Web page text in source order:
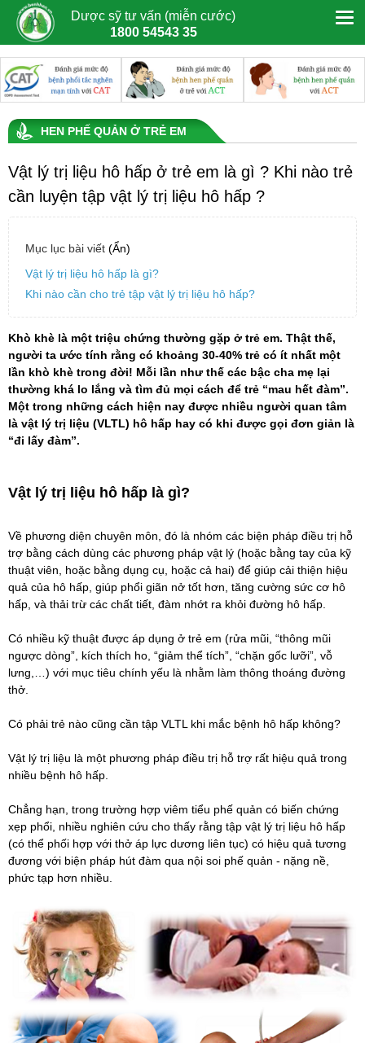
Dược sỹ tư vấn (miễn cước)
1800 54543 35
HEN PHẾ QUẢN Ở TRẺ EM
Vật lý trị liệu hô hấp ở trẻ em là gì ? Khi nào trẻ
cần luyện tập vật lý trị liệu hô hấp ?
Mục lục bài viết (Ẩn)
Vật lý trị liệu hô hấp là gì?
Khi nào cần cho trẻ tập vật lý trị liệu hô hấp?
Khò khè là một triệu chứng thường gặp ở trẻ em. Thật thế,
người ta ước tính rằng có khoảng 30-40% trẻ có ít nhất một
lần khò khè trong đời! Mỗi lần như thế các bậc cha mẹ lại
thường khá lo lắng và tìm đủ mọi cách để trẻ “mau hết đàm”.
Một trong những cách hiện nay được nhiều người quan tâm
là vật lý trị liệu (VLTL) hô hấp hay có khi được gọi đơn giản là
“đi lấy đàm”.
Vật lý trị liệu hô hấp là gì?
Về phương diện chuyên môn, đó là nhóm các biện pháp điều trị hỗ
trợ bằng cách dùng các phương pháp vật lý (hoặc bằng tay của kỹ
thuật viên, hoặc bằng dụng cụ, hoặc cả hai) để giúp cải thiện hiệu
quả của hô hấp, giúp phổi giãn nở tốt hơn, tăng cường sức cơ hô
hấp, và thải trừ các chất tiết, đàm nhớt ra khỏi đường hô hấp.
Có nhiều kỹ thuật được áp dụng ở trẻ em (rửa mũi, “thông mũi
ngược dòng”, kích thích ho, “giảm thể tích”, “chặn gốc lưỡi”, vỗ
lưng,…) với mục tiêu chính yếu là nhằm làm thông thoáng đường
thở.
Có phải trẻ nào cũng cần tập VLTL khi mắc bệnh hô hấp không?
Vật lý trị liệu là một phương pháp điều trị hỗ trợ rất hiệu quả trong
nhiều bệnh hô hấp.
Chẳng hạn, trong trường hợp viêm tiểu phế quản có biến chứng
xẹp phổi, nhiều nghiên cứu cho thấy rằng tập vật lý trị liệu hô hấp
(có thể phối hợp với thở áp lực dương liên tục) có hiệu quả tương
đương với biện pháp hút đàm qua nội soi phế quản - nặng nề,
phức tạp hơn nhiều.